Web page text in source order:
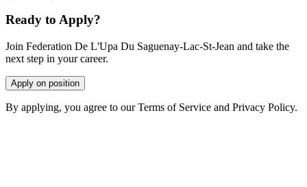
Ready to Apply?
Join Federation De L'Upa Du Saguenay-Lac-St-Jean and take the
next step in your career.
Apply on position
By applying, you agree to our Terms of Service and Privacy Policy.